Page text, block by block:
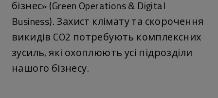
бізнес» (Green Operations & Digital
Business). Захист клімату та скорочення
викидів CO2 потребують комплексних
зусиль, які охоплюють усі підрозділи
нашого бізнесу.